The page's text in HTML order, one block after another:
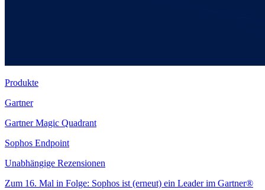
Produkte
Gartner
Gartner Magic Quadrant
Sophos Endpoint
Unabhängige Rezensionen
Zum 16. Mal in Folge: Sophos ist (erneut) ein Leader im Gartner®